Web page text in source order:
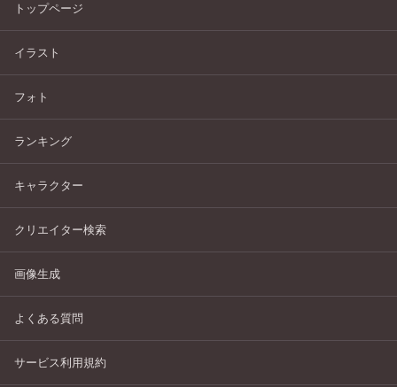
トップページ
イラスト
フォト
ランキング
キャラクター
クリエイター検索
画像生成
よくある質問
サービス利用規約